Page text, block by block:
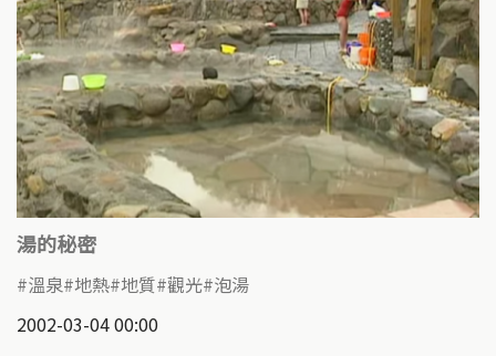
湯的秘密
溫泉 地熱 地質 觀光 泡湯
2002-03-04 00:00